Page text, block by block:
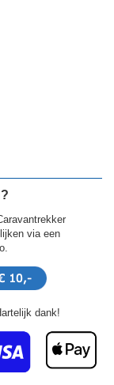
via een
dank!